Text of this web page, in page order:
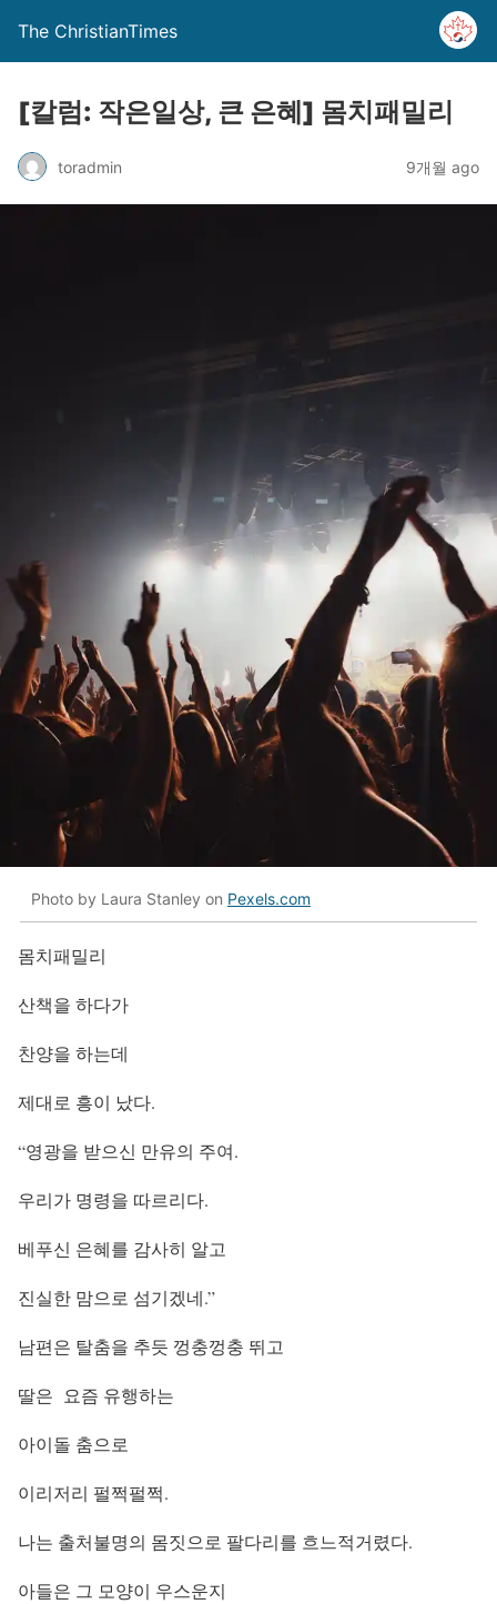
The ChristianTimes
[칼럼: 작은일상, 큰 은혜] 몸치패밀리
toradmin 9개월 ago
Photo by Laura Stanley on Pexels.com
몸치패밀리
산책을 하다가
찬양을 하는데
제대로 흥이 났다.
“영광을 받으신 만유의 주여.
우리가 명령을 따르리다.
베푸신 은혜를 감사히 알고
진실한 맘으로 섬기겠네.”
남편은 탈춤을 추듯 껑충껑충 뛰고
딸은 요즘 유행하는
아이돌 춤으로
이리저리 펄쩍펄쩍.
나는 출처불명의 몸짓으로 팔다리를 흐느적거렸다.
아들은 그 모양이 우스운지